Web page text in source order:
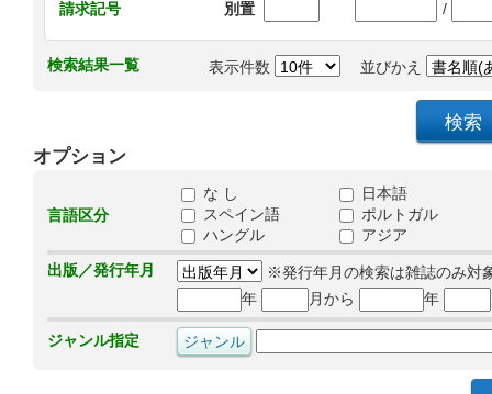
請求記号
別置 /
検索結果一覧 表示件数 並びかえ
オプション
言語区分
な し
日本語
スペイン語
ポルトガル
ハングル
アジア
出版／発行年月
※発行年月の検索は雑誌のみ対
年
月から 年
ジャンル指定